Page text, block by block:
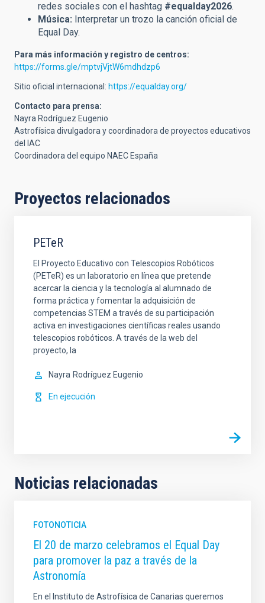
redes sociales con el hashtag #equalday2026.
Música: Interpretar un trozo la canción oficial de
Equal Day.
Para más información y registro de centros:
https://forms.gle/mptvjVjtW6mdhdzp6
Sitio oficial internacional: https://equalday.org/
Contacto para prensa:
Nayra Rodríguez Eugenio
Astrofísica divulgadora y coordinadora de proyectos educativos
del IAC
Coordinadora del equipo NAEC España
Proyectos relacionados
PETeR
El Proyecto Educativo con Telescopios Robóticos
(PETeR) es un laboratorio en línea que pretende
acercar la ciencia y la tecnología al alumnado de
forma práctica y fomentar la adquisición de
competencias STEM a través de su participación
activa en investigaciones científicas reales usando
telescopios robóticos. A través de la web del
proyecto, la
Nayra Rodríguez Eugenio
En ejecución
Noticias relacionadas
FOTONOTICIA
El 20 de marzo celebramos el Equal Day
para promover la paz a través de la
Astronomía
En el Instituto de Astrofísica de Canarias queremos